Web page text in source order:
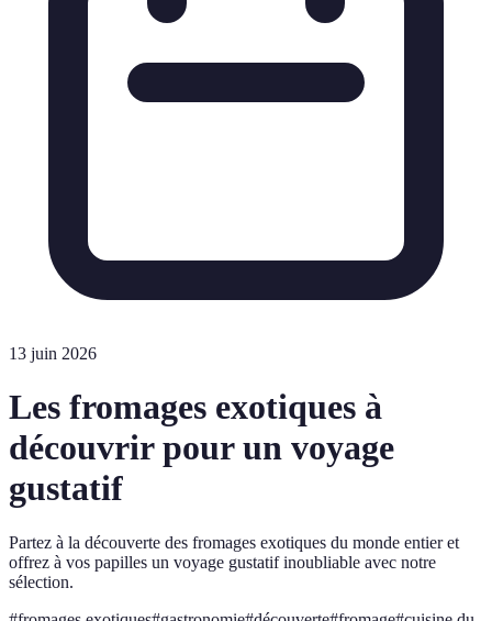
13 juin 2026
Les fromages exotiques à
découvrir pour un voyage
gustatif
Partez à la découverte des fromages exotiques du monde entier et
offrez à vos papilles un voyage gustatif inoubliable avec notre
sélection.